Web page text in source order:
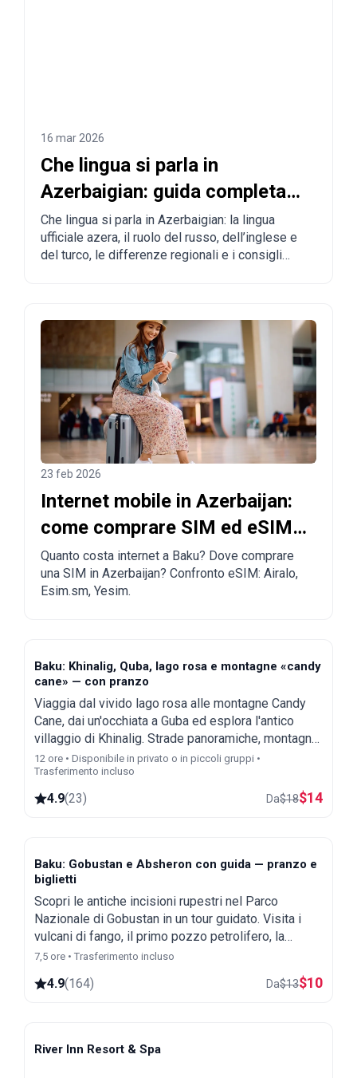
16 mar 2026
Che lingua si parla in
Azerbaigian: guida completa
per turisti e chi vuole
trasferirsi
Che lingua si parla in Azerbaigian: la lingua
ufficiale azera, il ruolo del russo, dell’inglese e
del turco, le differenze regionali e i consigli
23 feb 2026
Internet mobile in Azerbaijan:
come comprare SIM ed eSIM
a Baku
Quanto costa internet a Baku? Dove comprare
una SIM in Azerbaijan? Confronto eSIM: Airalo,
Esim.sm, Yesim.
Baku: Khinalig, Quba, lago rosa e montagne «candy
cane» — con pranzo
Viaggia dal vivido lago rosa alle montagne Candy
Cane, dai un'occhiata a Guba ed esplora l'antico
villaggio di Khinalig. Strade panoramiche, montagne
selvagge e pranzo fatto in casa facoltativo.
12 ore • Disponibile in privato o in piccoli gruppi •
Trasferimento incluso
4.9(23) Da$18$14
Baku: Gobustan e Absheron con guida — pranzo e
biglietti
Scopri le antiche incisioni rupestri nel Parco
Nazionale di Gobustan in un tour guidato. Visita i
vulcani di fango, il primo pozzo petrolifero, la
moschea Bibi-Heybat e il Tempio del Fuoco
7,5 ore • Trasferimento incluso
4.9(164) Da$13$10
Nabran
River Inn Resort & Spa